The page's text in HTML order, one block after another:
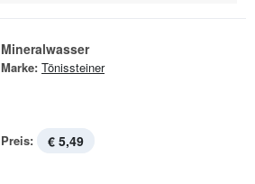
Mineralwasser
Marke: Tönissteiner
Preis: € 5,49